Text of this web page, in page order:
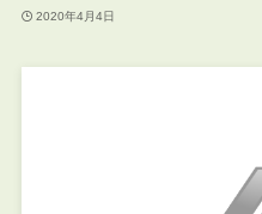
2020年4月4日